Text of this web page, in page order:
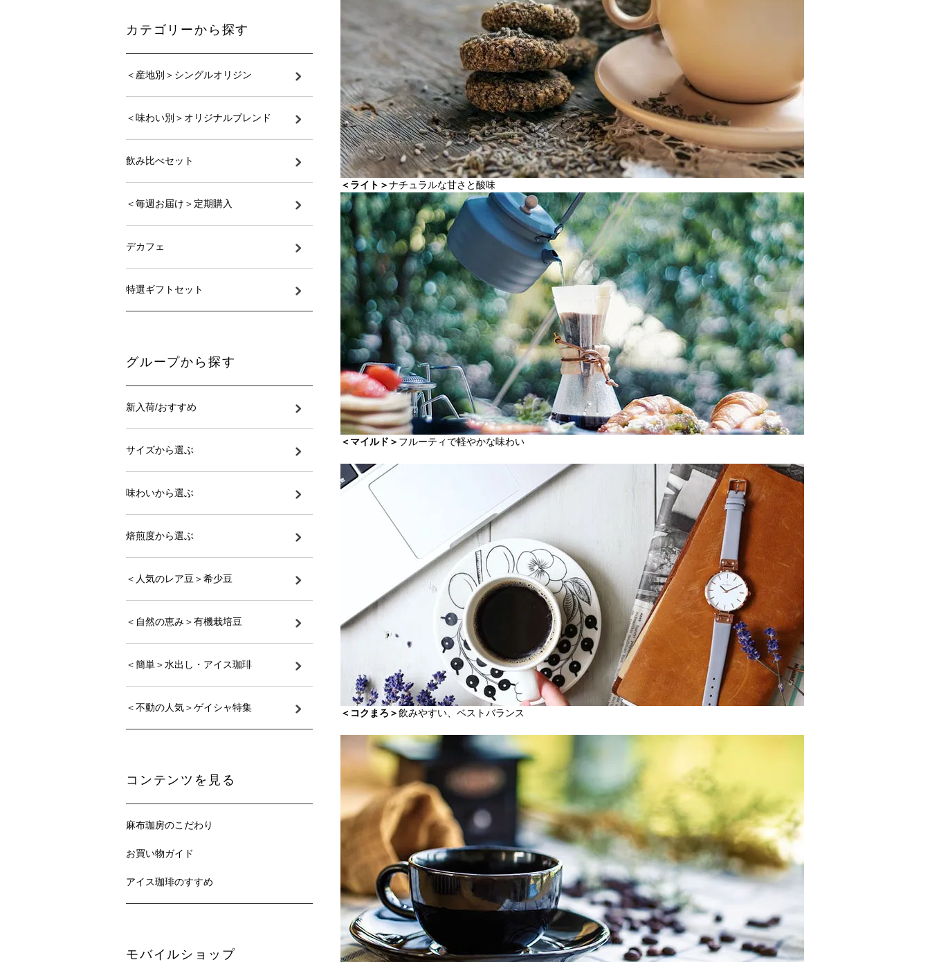
＜ライト＞ナチュラルな甘さと酸味
＜マイルド＞ フルーティで軽やかな味わい
＜コクまろ＞飲みやすい、ベストバランス
カテゴリーから探す
＜産地別＞シングルオリジン
＜味わい別＞オリジナルブレンド
飲み比べセット
＜毎週お届け＞定期購入
デカフェ
特選ギフトセット
グループから探す
新入荷/おすすめ
サイズから選ぶ
味わいから選ぶ
焙煎度から選ぶ
＜人気のレア豆＞希少豆
＜自然の恵み＞有機栽培豆
＜簡単＞水出し・アイス珈琲
＜不動の人気＞ゲイシャ特集
コンテンツを見る
麻布珈房のこだわり
お買い物ガイド
アイス珈琲のすすめ
モバイルショップ